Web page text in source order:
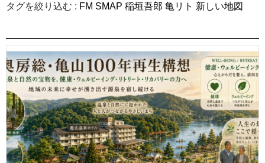
タグを絞り込む : FM SMAP 稲垣吾郎 亀リト 新しい地図